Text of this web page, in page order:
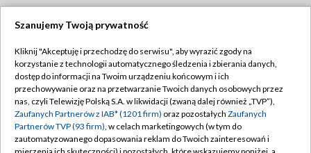
TVP
Abonament TVP
Emisja w TVP
Centrum informacji TVP
Regulamin TVP
Polityka prywatności
Moje zgody
Szanujemy Twoją prywatność
Kliknij "Akceptuję i przechodzę do serwisu", aby wyrazić zgody na
korzystanie z technologii automatycznego śledzenia i zbierania danych,
dostęp do informacji na Twoim urządzeniu końcowym i ich
przechowywanie oraz na przetwarzanie Twoich danych osobowych przez
nas, czyli Telewizję Polską S.A. w likwidacji (zwaną dalej również „TVP”),
Zaufanych Partnerów z IAB* (1201 firm) oraz pozostałych Zaufanych
Partnerów TVP (93 firm), w celach marketingowych (w tym do
zautomatyzowanego dopasowania reklam do Twoich zainteresowań i